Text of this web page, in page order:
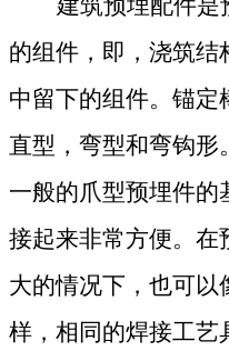
的组件，即，浇筑结
中留下的组件。锚定
直型，弯型和弯钩形
一般的爪型预埋件的
接起来非常方便。在
大的情况下，也可以
样，相同的焊接工艺